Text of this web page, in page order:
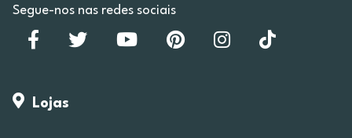
Segue-nos nas redes sociais
Lojas